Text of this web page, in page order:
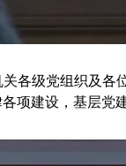
级党组织及各
项建设，基层党